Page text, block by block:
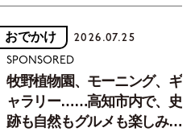
おでかけ 2026.07.25
SPONSORED
牧野植物園、モーニング、ギ
ャラリー……高知市内で、史
跡も自然もグルメも楽しみ尽